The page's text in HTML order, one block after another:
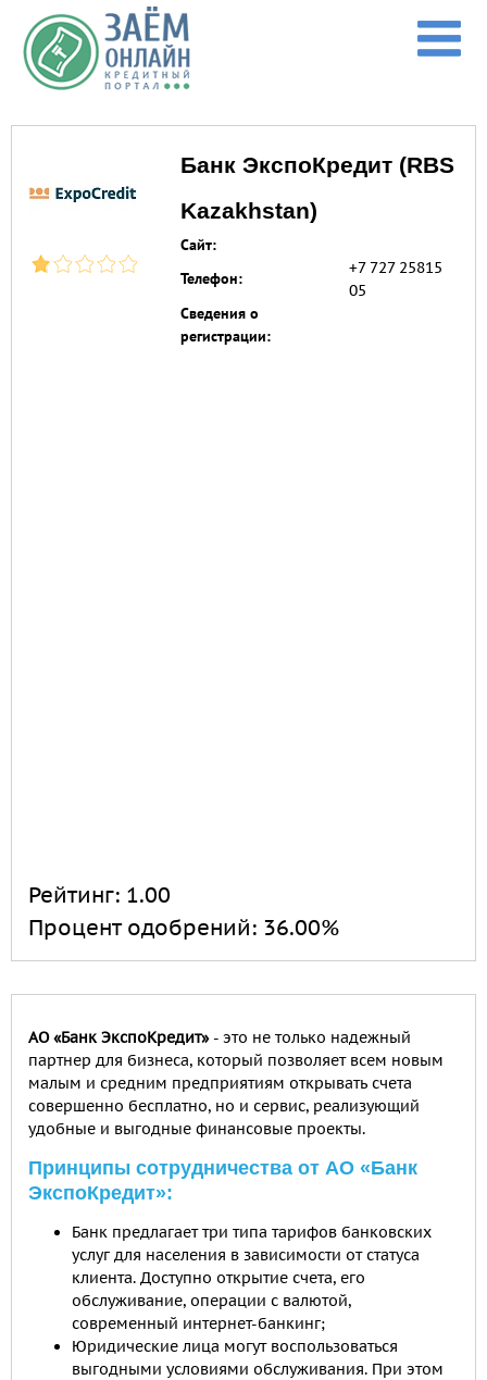
Перейти к основному содержанию
Банк ЭкспоКредит (RBS
Kazakhstan)
Сайт:
Телефон:
+7 727 25815
05
Сведения о
регистрации:
Рейтинг: 1.00
Процент одобрений: 36.00%
АО «Банк ЭкспоКредит»- это не только надежный
партнер для бизнеса, который позволяет всем новым
малым и средним предприятиям открывать счета
совершенно бесплатно, но и сервис, реализующий
удобные и выгодные финансовые проекты.
Принципы сотрудничества от АО «Банк
ЭкспоКредит»:
Банк предлагает три типа тарифов банковских
услуг для населения в зависимости от статуса
клиента. Доступно открытие счета, его
обслуживание, операции с валютой,
современный интернет-банкинг;
Юридические лица могут воспользоваться
выгодными условиями обслуживания. При этом